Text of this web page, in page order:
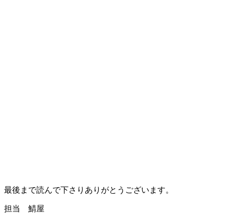
最後まで読んで下さりありがとうございます。
担当 鯖屋